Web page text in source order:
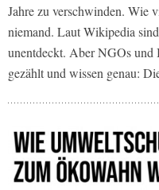
Jahre zu verschwinden. Wie
niemand. Laut Wikipedia
unentdeckt. Aber NGOs und
gezählt und wissen genau: